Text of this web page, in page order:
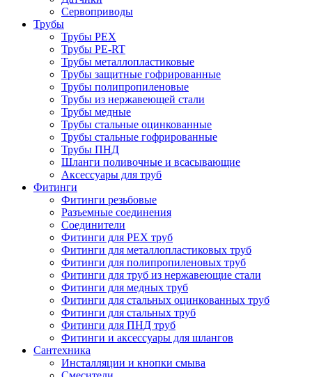
Сервоприводы
Трубы
Трубы PEX
Трубы PE-RT
Трубы металлопластиковые
Трубы защитные гофрированные
Трубы полипропиленовые
Трубы из нержавеющей стали
Трубы медные
Трубы стальные оцинкованные
Трубы стальные гофрированные
Трубы ПНД
Шланги поливочные и всасывающие
Аксессуары для труб
Фитинги
Фитинги резьбовые
Разъемные соединения
Соединители
Фитинги для PEX труб
Фитинги для металлопластиковых труб
Фитинги для полипропиленовых труб
Фитинги для труб из нержавеющие стали
Фитинги для медных труб
Фитинги для стальных оцинкованных труб
Фитинги для стальных труб
Фитинги для ПНД труб
Фитинги и аксессуары для шлангов
Сантехника
Инсталляции и кнопки смыва